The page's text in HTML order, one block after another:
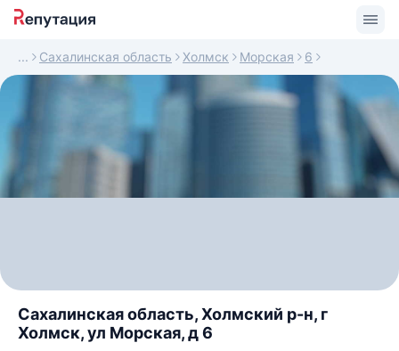
Сахалинская область Холмск Морская 6
Сахалинская область, Холмский р-н, г
Холмск, ул Морская, д 6